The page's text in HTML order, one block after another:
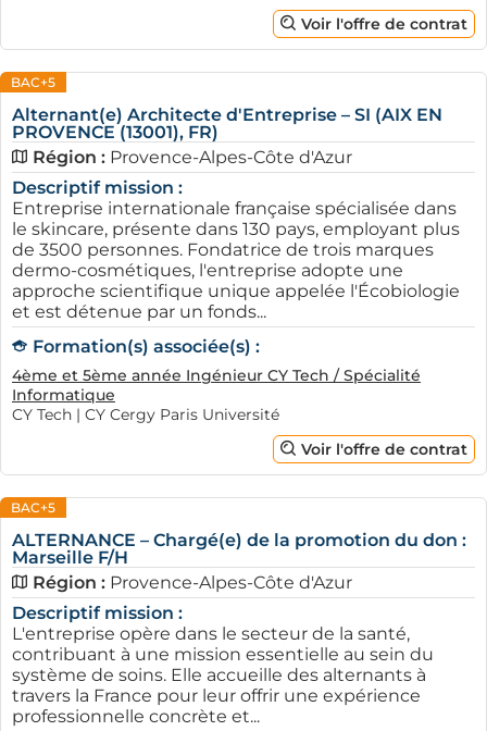
Voir l'offre de contrat
BAC+5
Alternant(e) Architecte d'Entreprise – SI (AIX EN
PROVENCE (13001), FR)
Région : Provence-Alpes-Côte d'Azur
Descriptif mission :
Entreprise internationale française spécialisée dans
le skincare, présente dans 130 pays, employant plus
de 3500 personnes. Fondatrice de trois marques
dermo-cosmétiques, l'entreprise adopte une
approche scientifique unique appelée l'Écobiologie
et est détenue par un fonds...
Formation(s) associée(s) :
4ème et 5ème année Ingénieur CY Tech / Spécialité
Informatique
CY Tech | CY Cergy Paris Université
Voir l'offre de contrat
BAC+5
ALTERNANCE – Chargé(e) de la promotion du don :
Marseille F/H
Région : Provence-Alpes-Côte d'Azur
Descriptif mission :
L'entreprise opère dans le secteur de la santé,
contribuant à une mission essentielle au sein du
système de soins. Elle accueille des alternants à
travers la France pour leur offrir une expérience
professionnelle concrète et...